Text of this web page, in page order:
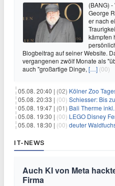
(BANG)
George
er nach
kämpfen
Blogbeitrag auf seiner Website.
vergangenen zwölf Monate als
auch "großartige Dinge, […] (00)
05.08. 20:40 | (02) Kölner Zoo Tageskarte mit
05.08. 20:33 | (00) Schiesser: Bis zu
05.08. 19:47 | (01) Bali Therme inkl.
05.08. 19:30 | (00) LEGO Disney
05.08. 18:30 | (00) deuter Waldfuchs 14
IT-NEWS
Auch KI von Meta
Firma